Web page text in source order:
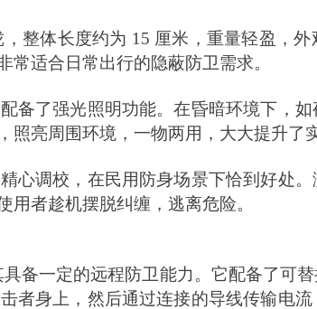
整体长度约为 15 厘米，重量轻盈，
适合日常出行的隐蔽防卫需求。
备了强光照明功能。在昏暗环境下，
亮周围环境，一物两用，大大提升了
心调校，在民用防身场景下恰到好处
者趁机摆脱纠缠，逃离危险。
具备一定的远程防卫能力。它配备了可
者身上，然后通过连接的导线传输电